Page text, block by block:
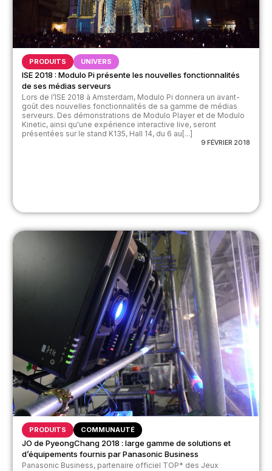
PRODUITS UNIVERS
ISE 2018 : Modulo Pi présente les nouvelles fonctionnalités
de ses médias serveurs
Lors de l’ISE 2018 à Amsterdam, Modulo Pi donnera un avant-
goût des nouvelles fonctionnalités de sa gamme de médias
serveurs. Des démonstrations de Modulo Player et de Modulo
Kinetic, ainsi qu'une expérience interactive live, seront
présentées sur le stand K135, Hall 14, du 6 au[...]
9 FÉVRIER 2018
PRODUITS COMMUNAUTÉ
JO de PyeongChang 2018 : large gamme de solutions et
d’équipements fournis par Panasonic Business
Panasonic Business, partenaire officiel TOP* des Jeux